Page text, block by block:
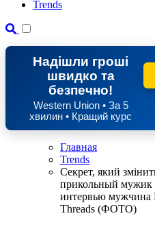
Trends
Надішли гроші
швидко та
безпечно!
Western Union • За 5
хвилин • Кращий курс
Главная
Trends
Секрет, який
прикольный мужик
интервью мужчина
Threads (ФОТО)